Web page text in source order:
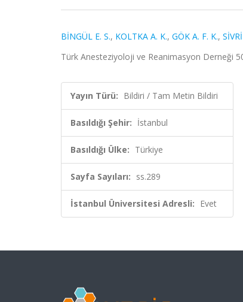
BİNGÜL E. S., KOLTKA A. K., GÖK A. F. K.,
Türk Anesteziyoloji ve Reanimasyon Derneği
Yayın Türü: Bildiri / Tam Metin Bildiri
Basıldığı Şehir: İstanbul
Basıldığı Ülke: Türkiye
Sayfa Sayıları: ss.289
İstanbul Üniversitesi Adresli: Evet